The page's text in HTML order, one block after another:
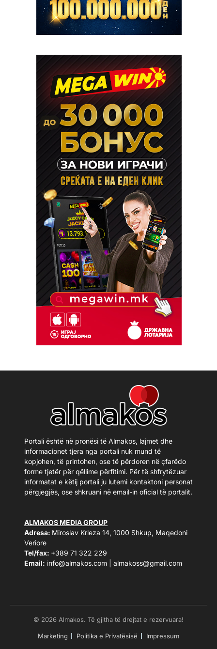
Portali është në pronësi të Almakos, lajmet dhe
informacionet tjera nga portali nuk mund të
kopjohen, të printohen, ose të përdoren në çfarëdo
forme tjetër për qëllime përfitimi. Për të shfrytëzuar
informatat e këtij portali ju lutemi kontaktoni personat
përgjegjës, ose shkruani në email-in oficial të portalit.
ALMAKOS MEDIA GROUP
Adresa: Miroslav Krleza 14, 1000 Shkup, Maqedoni
Veriore
Tel/fax: +389 71 322 229
Email: info@almakos.com almakoss@gmail.com
© 2026 Almakos. Të gjitha të drejtat e rezervuara!
Marketing Politika e Privatësisë Impressum